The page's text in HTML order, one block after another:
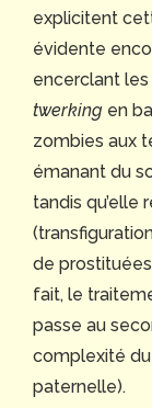
explicitent
évidente
encerclant
twerking en
zombies aux
émanant du
tandis qu’elle
de
fait, le
passe au
complexité
paternelle).